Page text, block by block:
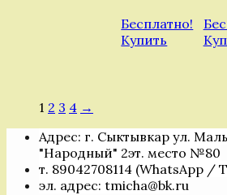
Бесплатно!
Купить
1 2 3 4 →
Адрес: г. Сыктывкар ул.
"Народный" 2эт. место №80
т. 89042708114 (WhatsApp /
эл. адрес: tmicha@bk.ru